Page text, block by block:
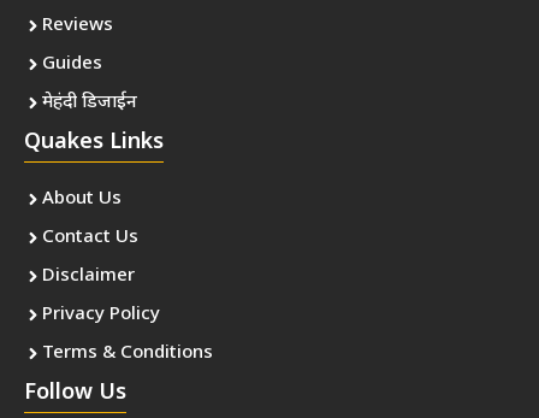
Reviews
Guides
मेहंदी डिजाईन
Quakes Links
About Us
Contact Us
Disclaimer
Privacy Policy
Terms & Conditions
Follow Us